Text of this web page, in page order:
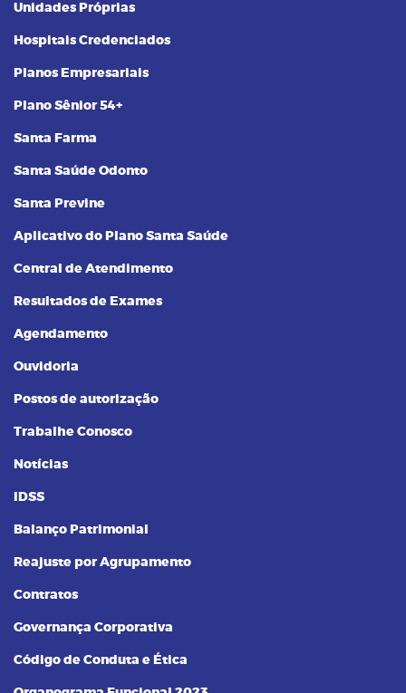
Unidades Próprias
Hospitais Credenciados
Planos Empresariais
Plano Sênior 54+
Santa Farma
Santa Saúde Odonto
Santa Previne
Aplicativo do Plano Santa Saúde
Central de Atendimento
Resultados de Exames
Agendamento
Ouvidoria
Postos de autorização
Trabalhe Conosco
Notícias
IDSS
Balanço Patrimonial
Reajuste por Agrupamento
Contratos
Governança Corporativa
Código de Conduta e Ética